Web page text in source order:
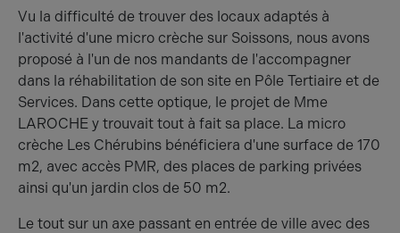
Vu la difficulté de trouver des locaux adaptés à
l'activité d'une micro crèche sur Soissons, nous avons
proposé à l'un de nos mandants de l'accompagner
dans la réhabilitation de son site en Pôle Tertiaire et de
Services. Dans cette optique, le projet de Mme
LAROCHE y trouvait tout à fait sa place. La micro
crèche Les Chérubins bénéficiera d'une surface de 170
m2, avec accès PMR, des places de parking privées
ainsi qu'un jardin clos de 50 m2.
Le tout sur un axe passant en entrée de ville avec des